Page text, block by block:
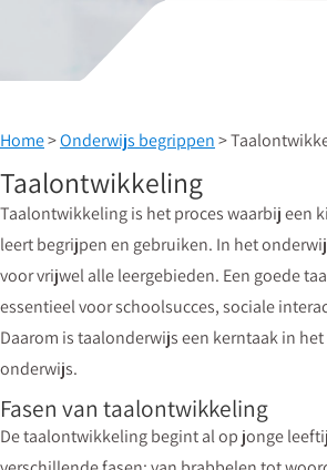
Home>Onderwijs begrippen>
Taalontwikkeling
Taalontwikkeling is het proces waarbij een
leert begrijpen en gebruiken. In het
voor vrijwel alle leergebieden. Een goede
essentieel voor schoolsucces, sociale
Daarom is taalonderwijs een kerntaak in
onderwijs.
Fasen van taalontwikkeling
De taalontwikkeling begint al op jonge